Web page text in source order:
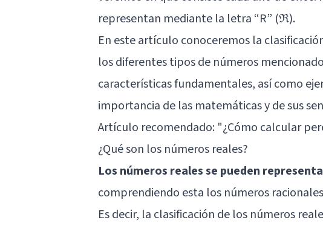
representan mediante la letra “R” (ℜ).
En este artículo conoceremos la
los diferentes tipos de números
características fundamentales, así como
importancia de las matemáticas y de sus
Artículo recomendado: "¿Cómo calcular
¿Qué son los números reales?
Los números reales se pueden
comprendiendo esta los números
Es decir, la clasificación de los números